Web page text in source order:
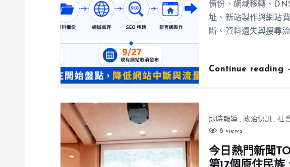
備份、網域移轉、
址、新站製作與網站
斷、資料遺失與搜尋
Continue reading
即時報導,政治快訊,社
8 views
今日熱門新聞